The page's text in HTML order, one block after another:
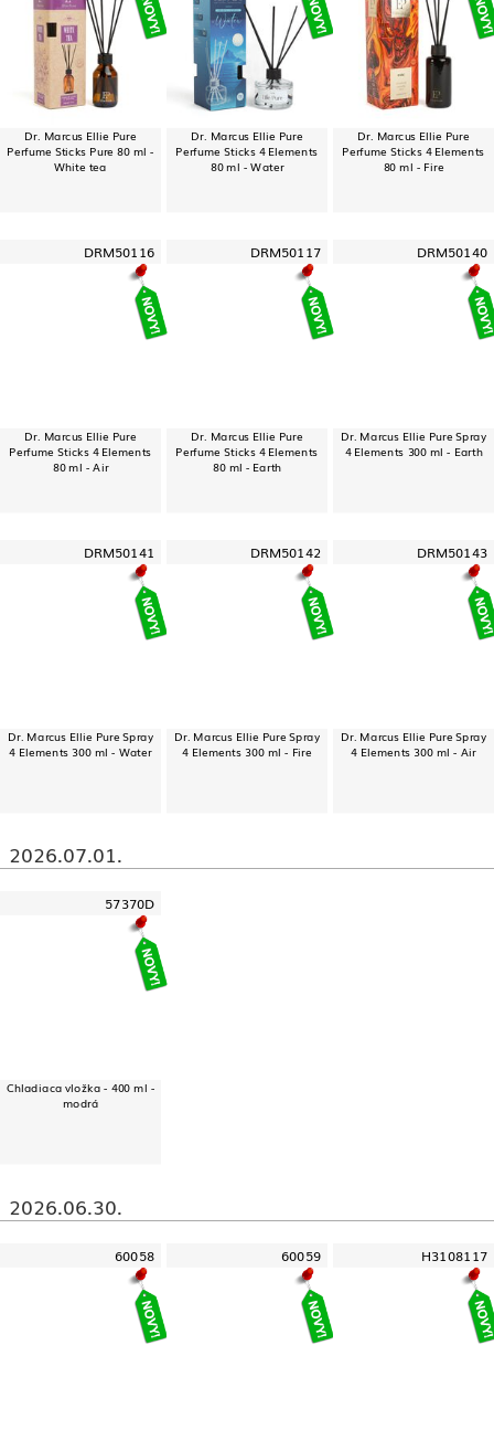
Dr. Marcus Ellie Pure
Perfume Sticks Pure 80 ml -
White tea
Dr. Marcus Ellie Pure
Perfume Sticks 4 Elements
80 ml - Water
Dr. Marcus Ellie Pure
Perfume Sticks 4 Elements
80 ml - Fire
DRM50116
Dr. Marcus Ellie Pure
Perfume Sticks 4 Elements
80 ml - Air
DRM50117
Dr. Marcus Ellie Pure
Perfume Sticks 4 Elements
80 ml - Earth
DRM50140
Dr. Marcus Ellie Pure Spray
4 Elements 300 ml - Earth
DRM50141
Dr. Marcus Ellie Pure Spray
4 Elements 300 ml - Water
DRM50142
Dr. Marcus Ellie Pure Spray
4 Elements 300 ml - Fire
DRM50143
Dr. Marcus Ellie Pure Spray
4 Elements 300 ml - Air
2026.07.01.
57370D
Chladiaca vložka - 400 ml -
modrá
2026.06.30.
60058 60059 H3108117